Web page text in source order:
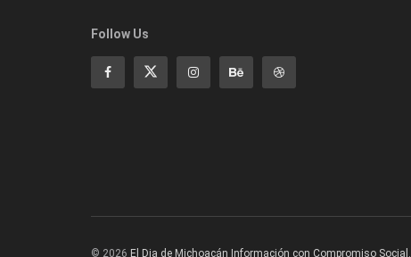
Follow Us
© 2026 El Dia de Michoacán Información con Compromiso Social.